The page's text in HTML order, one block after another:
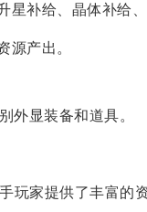
星补给、晶体补给
源产出。
外显装备和道具。
玩家提供了丰富